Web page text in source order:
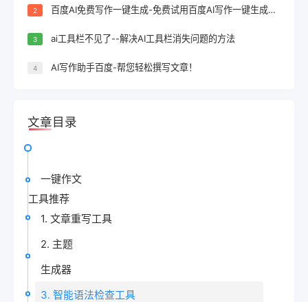
2 百度AI免费写作一键生成-免费试用百度AI写作一键生成，轻松完成文案创作！
3 ai工具栏不见了--解决AI工具栏消失问题的方法
4 AI写作助手百度-帮您轻松撰写文章！
文章目录
一键作文
工具推荐
1. 文章重写工具
2. 主题
生成器
3. 智能语法检查工具